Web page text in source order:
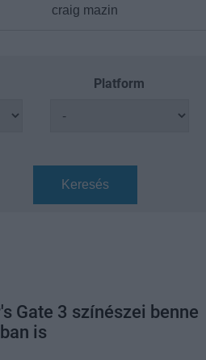
Platform
Keresés
Gate 3 színészei benne
is